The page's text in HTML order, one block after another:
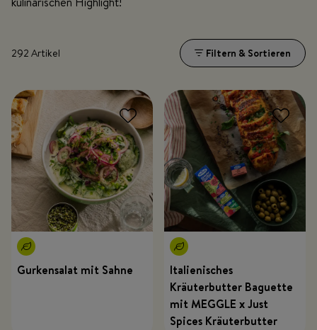
292 Artikel Filtern & Sortieren
Gurkensalat mit Sahne
Italienisches
Kräuterbutter Baguette
mit MEGGLE x Just
Spices Kräuterbutter